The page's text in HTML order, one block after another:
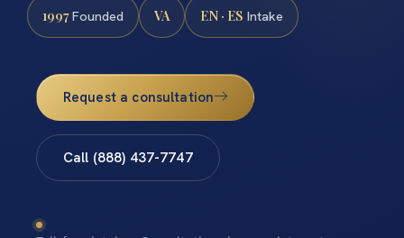
1997Founded VA EN · ES Intake
Request a consultation
Call (888) 437-7747